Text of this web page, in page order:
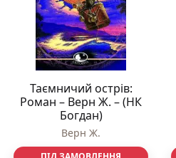
Таємничий острів:
Роман – Верн Ж. – (НК
Богдан)
Верн Ж.